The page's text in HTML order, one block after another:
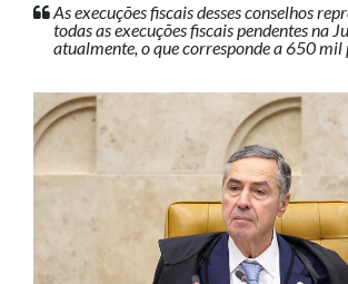
As execuções fiscais desses conselhos
todas as execuções fiscais pendentes na
atualmente, o que corresponde a 650 mil